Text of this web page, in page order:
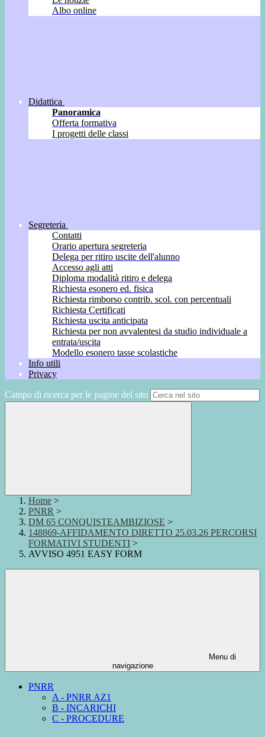
Albo online
Didattica
Panoramica
Offerta formativa
I progetti delle classi
Segreteria
Contatti
Orario apertura segreteria
Delega per ritiro uscite dell'alunno
Accesso agli atti
Diploma modalità ritiro e delega
Richiesta esonero ed. fisica
Richiesta rimborso contrib. scol. con percentuali
Richiesta Certificati
Richiesta uscita anticipata
Richiesta per non avvalentesi da studio individuale a
entrata/uscita
Modello esonero tasse scolastiche
Info utili
Privacy
Campo di ricerca per le pagine del sito
Home >
PNRR >
DM 65 CONQUISTEAMBIZIOSE >
148869-AFFIDAMENTO DIRETTO 25.03.26 PERCORSI
FORMATIVI STUDENTI >
AVVISO 4951 EASY FORM
Menu di
navigazione
PNRR
A - PNRR AZ1
B - INCARICHI
C - PROCEDURE